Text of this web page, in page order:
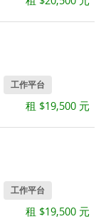
工作平台
租 $19,500 元
工作平台
租 $19,500 元